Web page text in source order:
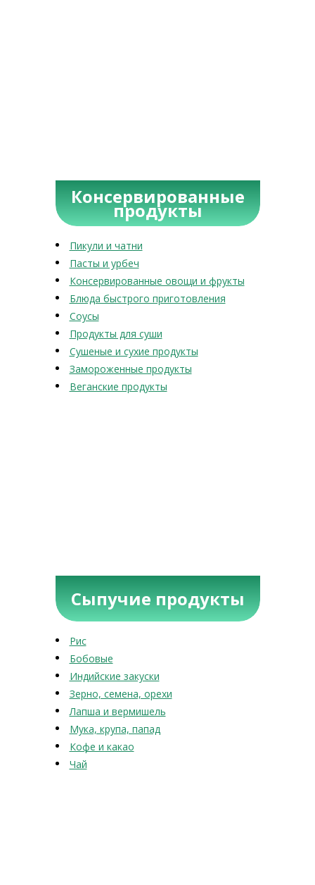
Консервированные
продукты
Пикули и чатни
Пасты и урбеч
Консервированные овощи и фрукты
Блюда быстрого приготовления
Соусы
Продукты для суши
Сушеные и сухие продукты
Замороженные продукты
Веганские продукты
Сыпучие продукты
Рис
Бобовые
Индийские закуски
Зерно, семена, орехи
Лапша и вермишель
Мука, крупа, папад
Кофе и какао
Чай